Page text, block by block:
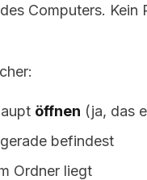
Computers. Kein
öffnen (ja, das
befindest
Ordner liegt